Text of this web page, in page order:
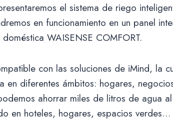
el sistema de riego
en funcionamiento en un panel
WAISENSE COMFORT.
con las soluciones de iMind, la
en diferentes ámbitos: hogares,
ahorrar miles de litros de agua
en hoteles, hogares, espacios verdes…